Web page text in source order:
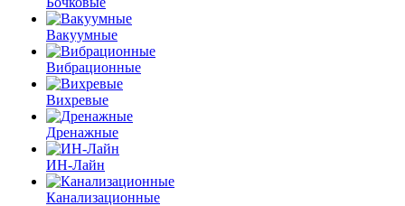
Вакуумные
Вибрационные
Вихревые
Дренажные
ИН-Лайн
Канализационные